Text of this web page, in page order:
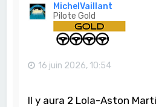
MichelVaillant
Pilote Gold
16 juin 2026, 10:54
Il y aura 2 Lola-Aston